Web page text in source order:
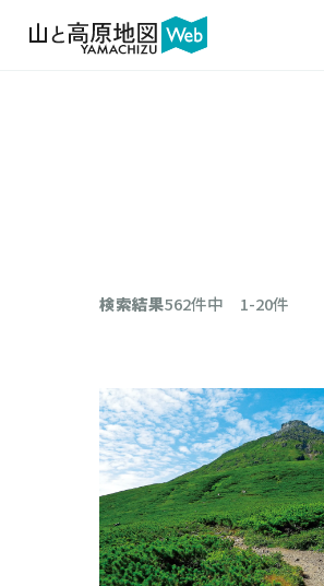
検索結果562件中 1-20件